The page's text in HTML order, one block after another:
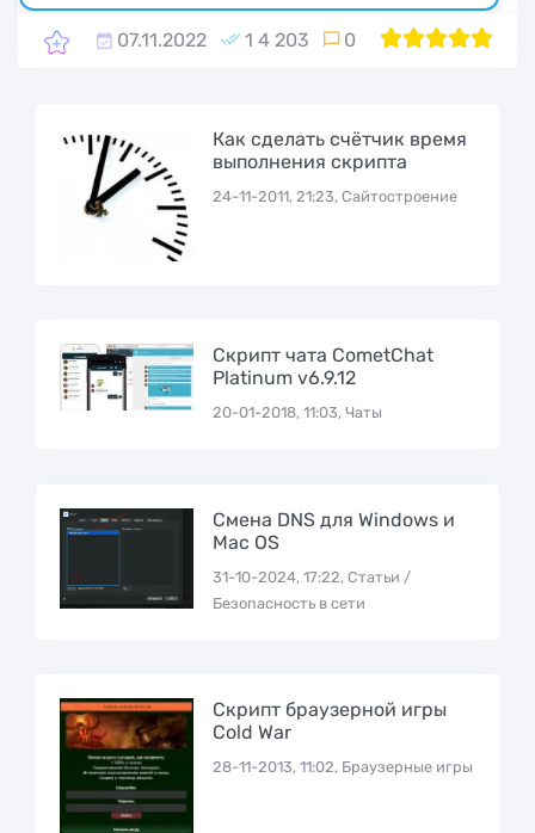
07.11.2022 1 4 203 0 100
1 2 3 4 5
Как сделать счётчик время
выполнения скрипта
24-11-2011, 21:23, Сайтостроение
Скрипт чата CometChat
Platinum v6.9.12
20-01-2018, 11:03, Чаты
Смена DNS для Windows и
Mac OS
31-10-2024, 17:22, Статьи /
Безопасность в сети
Скрипт браузерной игры
Cold War
28-11-2013, 11:02, Браузерные игры